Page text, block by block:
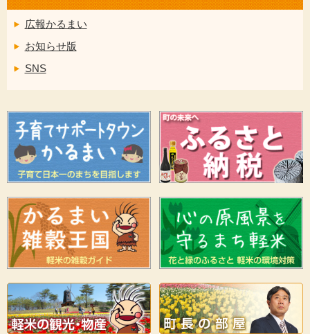
広報かるまい
お知らせ版
SNS